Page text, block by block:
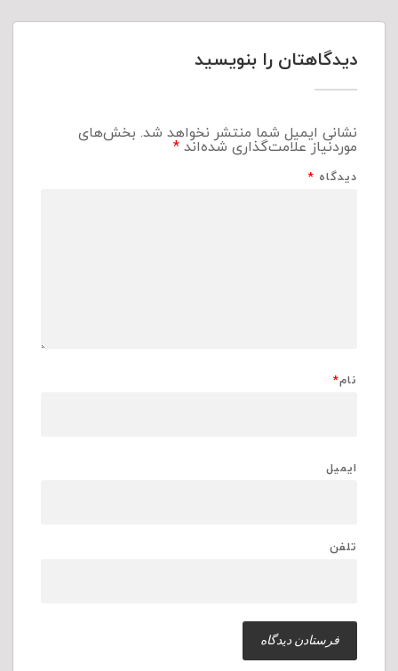
دیدگاهتان را بنویسید
نشانی ایمیل شما منتشر نخواهد شد. بخش‌های
موردنیاز علامت‌گذاری شده‌اند*
دیدگاه *
نام*
ایمیل
تلفن